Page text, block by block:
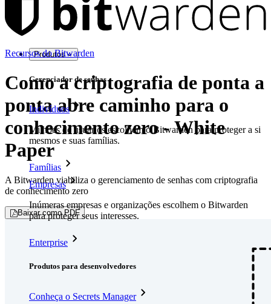
Produtos
Gerenciador de senhas
Indivíduos
Milhões de usuários escolhem o Bitwarden para proteger a si
mesmos e suas famílias.
Famílias
Empresas
Inúmeras empresas e organizações escolhem o Bitwarden
para proteger seus interesses.
Enterprise
Produtos para desenvolvedores
Conheça o Secrets Manager
Recursos do Bitwarden
Como a criptografia de ponta a
ponta abre caminho para o
conhecimento zero - White
Paper
A Bitwarden viabiliza o gerenciamento de senhas com criptografia
de conhecimento zero
Baixar como PDF